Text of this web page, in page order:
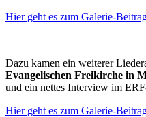
Hier geht es zum Galerie-
Dazu kamen ein weiterer
Evangelischen Freikirche in
und ein nettes Interview im
Hier geht es zum Galerie-